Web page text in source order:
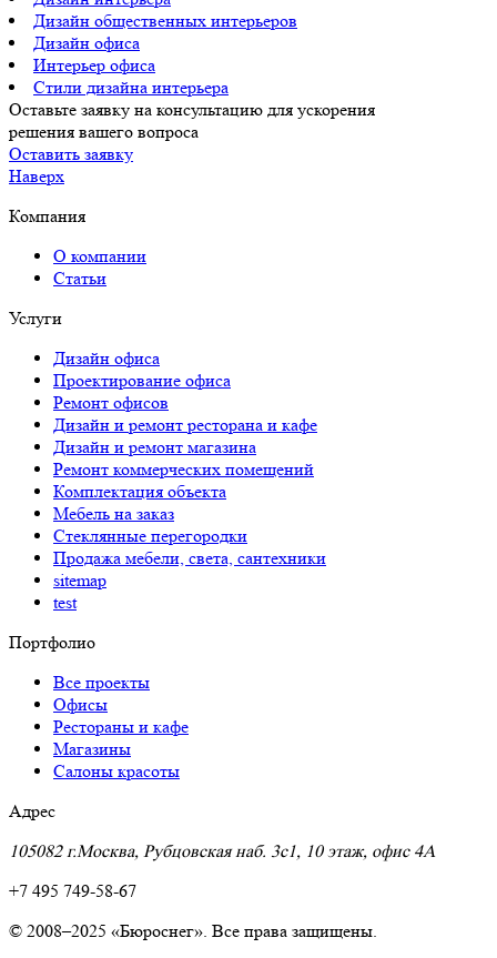
Дизайн общественных интерьеров
Дизайн офиса
Интерьер офиса
Стили дизайна интерьера
Оставьте заявку на консультацию для ускорения
решения вашего вопроса
Оставить заявку
Наверх
Компания
О компании
Статьи
Услуги
Дизайн офиса
Проектирование офиса
Ремонт офисов
Дизайн и ремонт ресторана и кафе
Дизайн и ремонт магазина
Ремонт коммерческих помещений
Комплектация объекта
Мебель на заказ
Стеклянные перегородки
Продажа мебели, света, сантехники
sitemap
test
Портфолио
Все проекты
Офисы
Рестораны и кафе
Магазины
Салоны красоты
Адрес
105082 г.Москва, Рубцовская наб. 3с1, 10 этаж, офис 4A
+7 495 749-58-67
© 2008–2025 «Бюроснег». Все права защищены.